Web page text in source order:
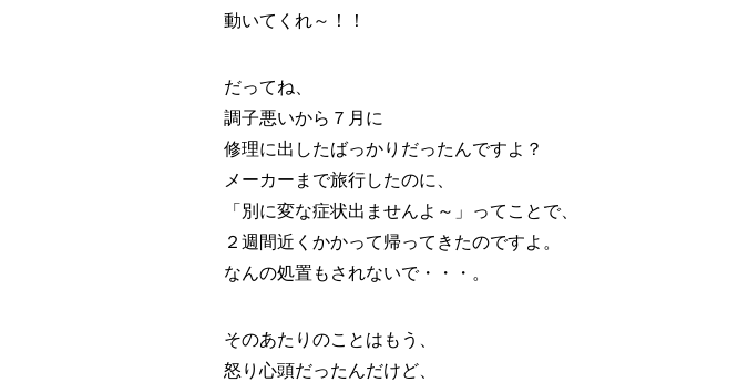
動いてくれ～！！
だってね、
調子悪いから７月に
修理に出したばっかりだったんですよ？
メーカーまで旅行したのに、
「別に変な症状出ませんよ～」ってことで、
２週間近くかかって帰ってきたのですよ。
なんの処置もされないで・・・。
そのあたりのことはもう、
怒り心頭だったんだけど、